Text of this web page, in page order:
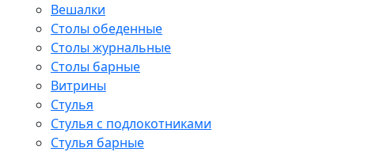
Вешалки
Столы обеденные
Столы журнальные
Столы барные
Витрины
Стулья
Стулья с подлокотниками
Стулья барные